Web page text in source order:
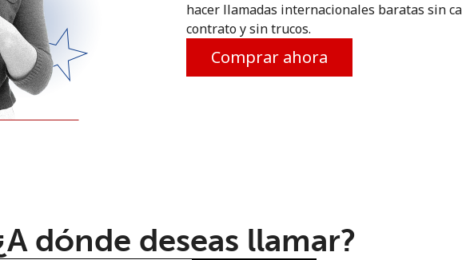
hacer llamadas internacionales baratas sin
contrato y sin trucos.
Comprar ahora
dónde deseas llamar?